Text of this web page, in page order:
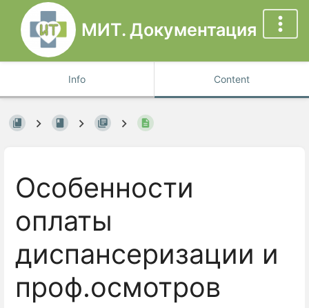
МИТ. Документация
Info Content
Особенности
оплаты
диспансеризации и
проф.осмотров